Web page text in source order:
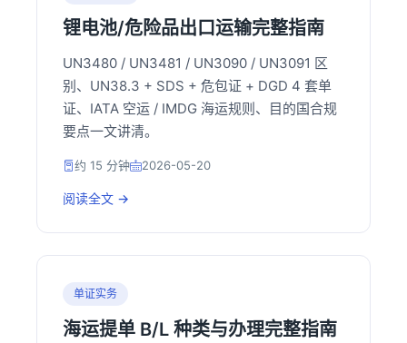
锂电池/危险品出口运输完整指南
UN3480 / UN3481 / UN3090 / UN3091 区
别、UN38.3 + SDS + 危包证 + DGD 4 套单
证、IATA 空运 / IMDG 海运规则、目的国合规
要点一文讲清。
约 15 分钟 2026-05-20
阅读全文 →
单证实务
海运提单 B/L 种类与办理完整指南